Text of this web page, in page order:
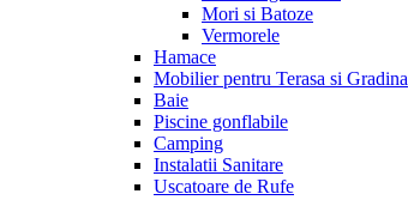
Mori si Batoze
Vermorele
Hamace
Mobilier pentru Terasa si Gradina
Baie
Piscine gonflabile
Camping
Instalatii Sanitare
Uscatoare de Rufe